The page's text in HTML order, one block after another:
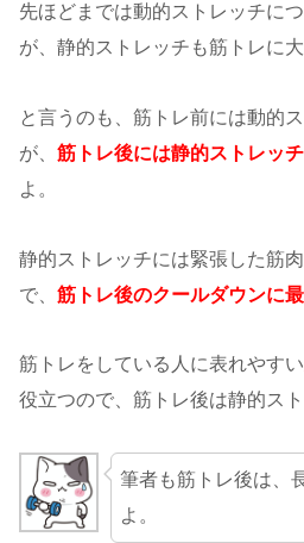
先ほどまでは動的ストレッチに
が、静的ストレッチも筋トレに
と言うのも、筋トレ前には動的
が、 筋トレ後には静的ストレッ
よ。
静的ストレッチには緊張した筋
で、 筋トレ後のクールダウンに
筋トレをしている人に表れやすい
役立つので、筋トレ後は静的ス
筆者も筋トレ後は、
よ。